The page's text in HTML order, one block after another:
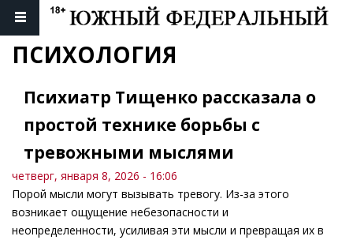
ПСИХОЛОГИЯ
Психиатр Тищенко рассказала о
простой технике борьбы с
тревожными мыслями
четверг, января 8, 2026 - 16:06
Порой мысли могут вызывать тревогу. Из-за этого
возникает ощущение небезопасности и
неопределенности, усиливая эти мысли и превращая их в